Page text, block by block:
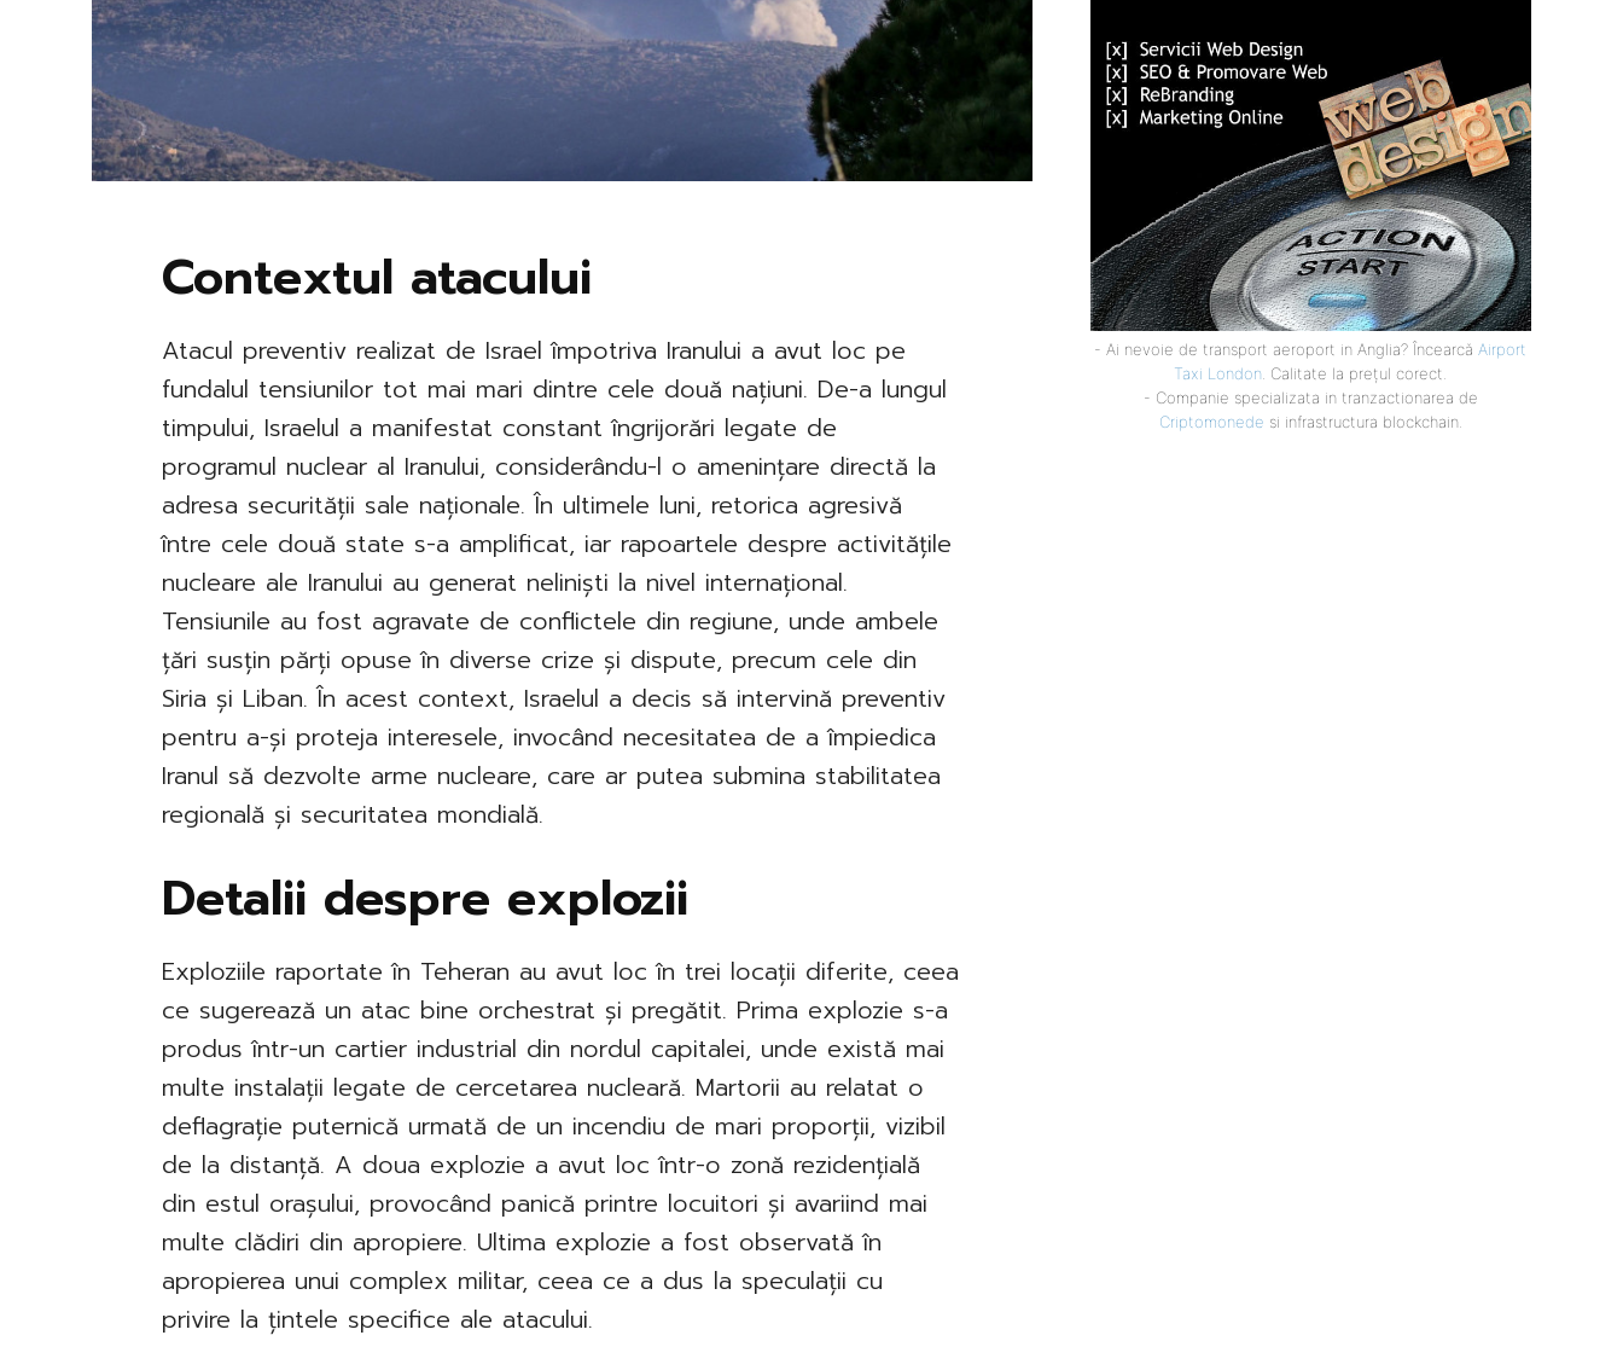
Contextul atacului
Atacul preventiv realizat de Israel împotriva Iranului a avut loc pe
fundalul tensiunilor tot mai mari dintre cele două națiuni. De-a lungul
timpului, Israelul a manifestat constant îngrijorări legate de
programul nuclear al Iranului, considerându-l o amenințare directă la
adresa securității sale naționale. În ultimele luni, retorica agresivă
între cele două state s-a amplificat, iar rapoartele despre activitățile
nucleare ale Iranului au generat neliniști la nivel internațional.
Tensiunile au fost agravate de conflictele din regiune, unde ambele
țări susțin părți opuse în diverse crize și dispute, precum cele din
Siria și Liban. În acest context, Israelul a decis să intervină preventiv
pentru a-și proteja interesele, invocând necesitatea de a împiedica
Iranul să dezvolte arme nucleare, care ar putea submina stabilitatea
regională și securitatea mondială.
Detalii despre explozii
Exploziile raportate în Teheran au avut loc în trei locații diferite, ceea
ce sugerează un atac bine orchestrat și pregătit. Prima explozie s-a
produs într-un cartier industrial din nordul capitalei, unde există mai
multe instalații legate de cercetarea nucleară. Martorii au relatat o
deflagrație puternică urmată de un incendiu de mari proporții, vizibil
de la distanță. A doua explozie a avut loc într-o zonă rezidențială
din estul orașului, provocând panică printre locuitori și avariind mai
multe clădiri din apropiere. Ultima explozie a fost observată în
apropierea unui complex militar, ceea ce a dus la speculații cu
privire la țintele specifice ale atacului.
- Ai nevoie de transport aeroport in Anglia? Încearcă Airport
Taxi London . Calitate la prețul corect.
- Companie specializata in tranzactionarea de
Criptomonede si infrastructura blockchain.